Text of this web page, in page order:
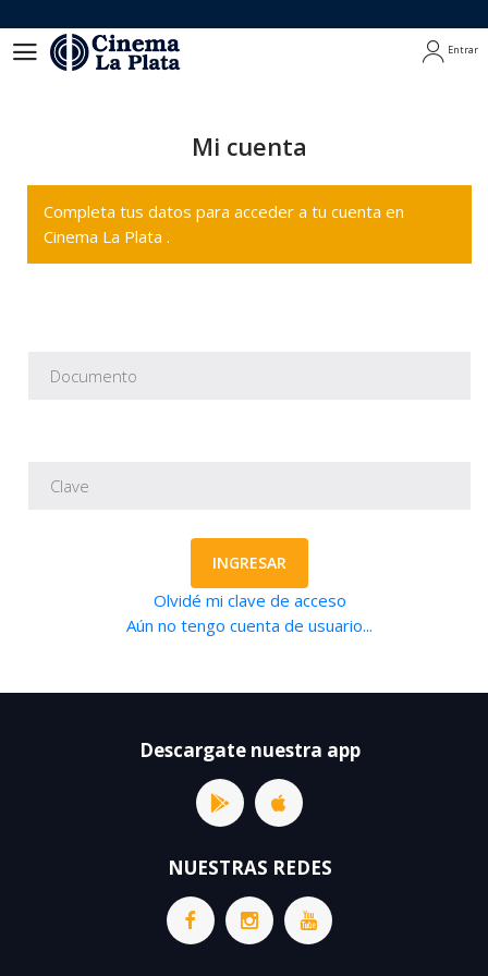
Entrar
Mi cuenta
Completa tus datos para acceder a tu cuenta en
Cinema La Plata .
INGRESAR
Olvidé mi clave de acceso
Aún no tengo cuenta de usuario...
Descargate nuestra app
NUESTRAS REDES